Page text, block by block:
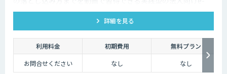
Learningです。ボストンコンサルティング等のコンサルファー
ム出身のAIのプロが設計・監修。豊富なユースケースととも
に、業務効率化に直結する実践的なコンテンツをご紹介してい
詳細を見る
利用料金 初期費用
無料プラン
お問合せください
なし なし